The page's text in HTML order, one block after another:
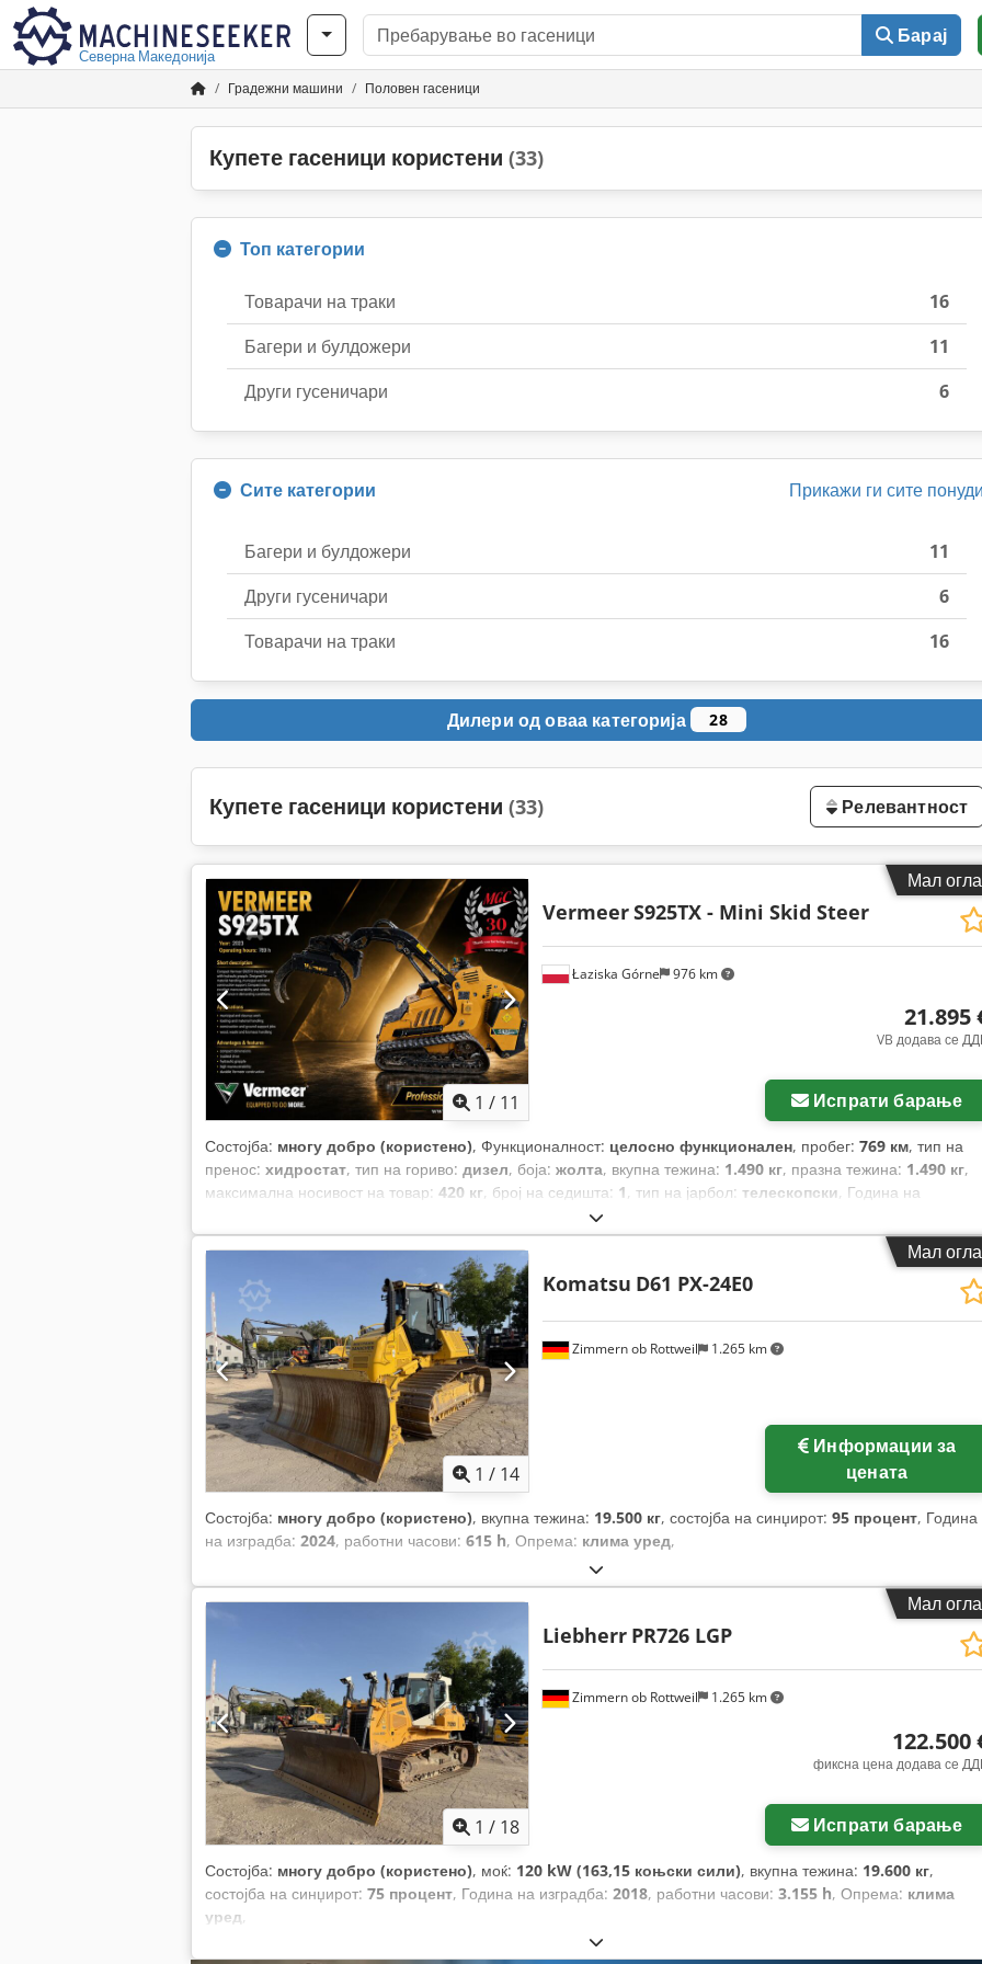
Северна Македонија
Барај
Градежни машини Половен гасеници
Купете гасеници користени (33)
Топ категории
Товарачи на траки
16
Багери и булдожери
11
Други гусеничари
6
Сите категории Прикажи ги сите
Багери и булдожери
11
Други гусеничари
6
Товарачи на траки
16
Дилери од оваа категорија 28
Купете гасеници користени (33) Релевантност
Мал
1 / 11
Łaziska Górne 976 km
VermeerS925TX - Mini Skid Steer
21.895
VB додава се
Испрати барање
Состојба: многу добро (користено), Функционалност: целосно функционален, пробег: 769 км, тип на
пренос: хидростат, тип на гориво: дизел, боја: жолта, вкупна тежина: 1.490 кг, празна тежина: 1.490 кг,
максимална носивост на товар: 420 кг, број на седишта: 1, тип на јарбол: телескопски, Година на
гумирани гусеници, хидраулика на гриперот,
хидраулични системи,
Мал
1 / 14
Zimmern ob Rottweil 1.265 km
Komatsu D61 PX-24E0
цената
Состојба: многу добро (користено), вкупна тежина: 19.500 кг, состојба на синџирот: 95 процент, Година
на изградба: 2024, работни часови: 615 h, Опрема: клима уред,
Мал
1 / 18
Zimmern ob Rottweil 1.265 km
Liebherr PR726 LGP
122.500
фиксна цена додава се
Испрати барање
Состојба: многу добро (користено), моќ: 120 kW (163,15 коњски сили), вкупна тежина: 19.600 кг,
состојба на синџирот: 75 процент, Година на изградба: 2018, работни часови: 3.155 h, Опрема: клима
уред,